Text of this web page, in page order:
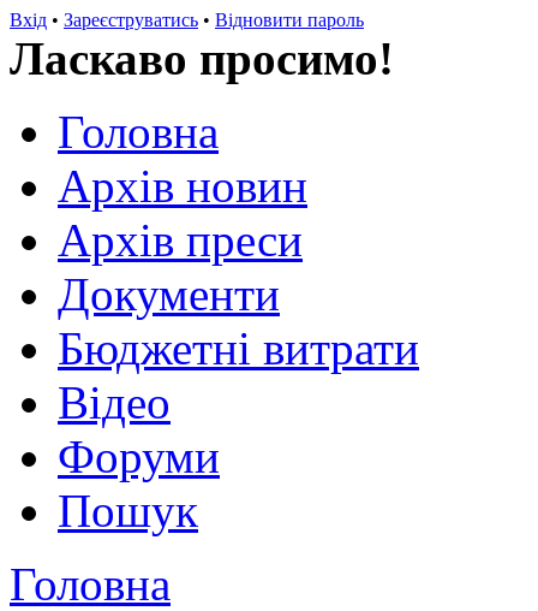
Вхід • Зареєструватись • Відновити пароль
Ласкаво просимо!
Головна
Архів новин
Архів преси
Документи
Бюджетні витрати
Відео
Форуми
Пошук
Головна